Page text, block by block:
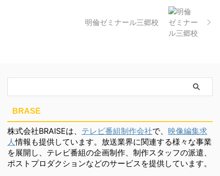
明倫ゼミナール三郷校
BRASE
株式会社BRAISEは、 テレビ番組制作会社で、 映像編集求
人情報も提供しています。放送業界に関連する様々な事業
を展開し、テレビ番組の企画制作、制作スタッフの派遣、
ポストプロダクションなどのサービスを提供しています。